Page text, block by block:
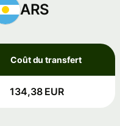
ARS
Coût du transfert
134,38 EUR